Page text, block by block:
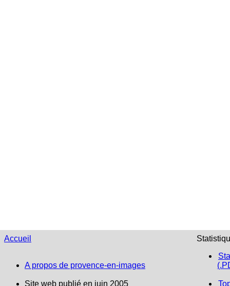
Accueil
A propos de provence-en-images
Site web publié en juin 2005